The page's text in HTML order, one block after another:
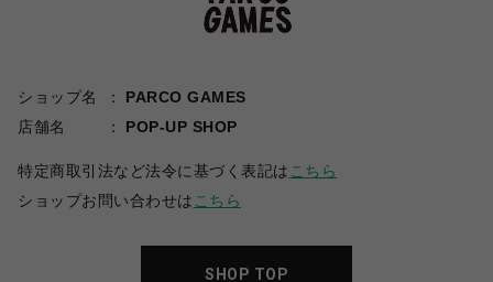
ショップ名
PARCO GAMES
店舗名
POP-UP SHOP
特定商取引法など法令に基づく表記は こちら
ショップお問い合わせは こちら
SHOP TOP